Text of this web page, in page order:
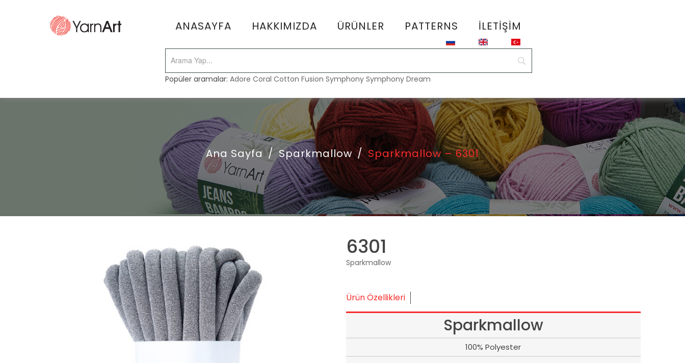
ANASAYFA HAKKIMIZDA ÜRÜNLER PATTERNS İLETIŞIM
Popüler aramalar:Adore Coral Cotton Fusion Symphony Symphony Dream
Ana Sayfa / Sparkmallow / Sparkmallow – 6301
6301
Sparkmallow
Ürün Özellikleri
Sparkmallow
100% Polyester